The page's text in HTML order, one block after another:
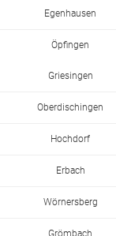
Egenhausen
Öpfingen
Griesingen
Oberdischingen
Hochdorf
Erbach
Wörnersberg
Grömbach